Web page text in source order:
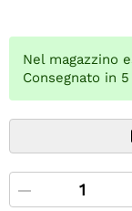
Nel magazzino
Consegnato in